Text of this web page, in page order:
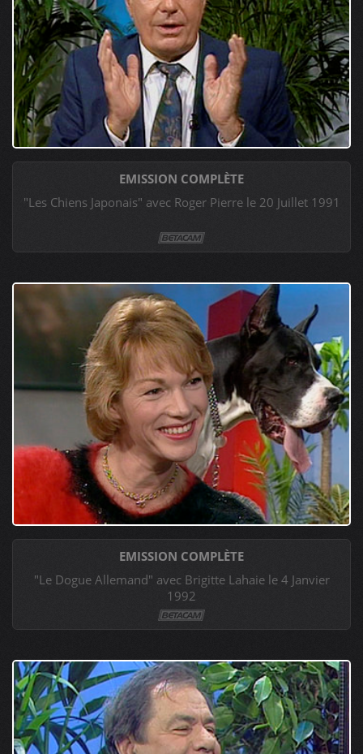
EMISSION COMPLÈTE
"Les Chiens Japonais" avec Roger Pierre le 20 Juillet 1991
EMISSION COMPLÈTE
"Le Dogue Allemand" avec Brigitte Lahaie le 4 Janvier
1992